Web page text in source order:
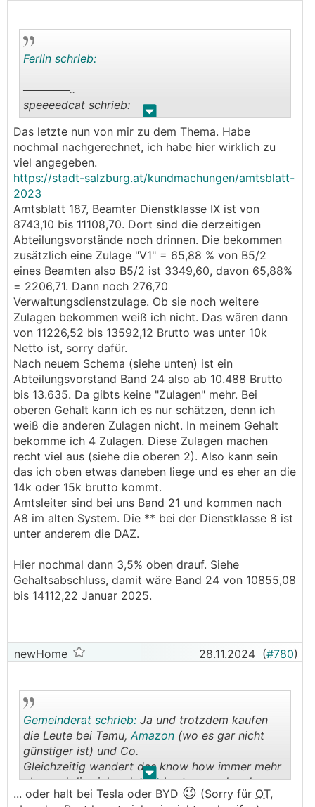
. .
Ferlin schrieb:
──────..
speeeedcat schrieb:
──────..
mkurzmann schrieb: Aber ich finde die Zahlen
von Massy auch etwas unglaubwürdig...
Entweder findet hier eine große Übertreibung
statt oder Massy verwechselt brutto mit netto.
───────────────
Das glaube ich nicht, Er spricht von 2 Personen:
──────..
Massy schrieb: Meine Frau is auch beim gleichen
Verein, ein Gehalt zusammen von über 10k
───────────────
───────────────
"Einer mit Studium in A verdient da noch ne ganz
andere Hausnummer, oder dann der
Dienststellenleiter, der Amtsleiter oder der
Abteilungsvorstand. Also da kommst dann schon
über die 10k Netto."
Dieser Passus von Massy ist mmn massyvst
übertrieben, und da schreibt er von einer Person.
Das letzte nun von mir zu dem Thema. Habe
nochmal nachgerechnet, ich habe hier wirklich zu
viel angegeben.
https://stadt-salzburg.at/kundmachungen/amtsblatt-
2023
Amtsblatt 187, Beamter Dienstklasse IX ist von
8743,10 bis 11108,70. Dort sind die derzeitigen
Abteilungsvorstände noch drinnen. Die bekommen
zusätzlich eine Zulage "V1" = 65,88 % von B5/2
eines Beamten also B5/2 ist 3349,60, davon 65,88%
= 2206,71. Dann noch 276,70
Verwaltungsdienstzulage. Ob sie noch weitere
Zulagen bekommen weiß ich nicht. Das wären dann
von 11226,52 bis 13592,12 Brutto was unter 10k
Netto ist, sorry dafür.
Nach neuem Schema (siehe unten) ist ein
Abteilungsvorstand Band 24 also ab 10.488 Brutto
bis 13.635. Da gibts keine "Zulagen" mehr. Bei
oberen Gehalt kann ich es nur schätzen, denn ich
weiß die anderen Zulagen nicht. In meinem Gehalt
bekomme ich 4 Zulagen. Diese Zulagen machen
recht viel aus (siehe die oberen 2). Also kann sein
das ich oben etwas daneben liege und es eher an die
14k oder 15k brutto kommt.
Amtsleiter sind bei uns Band 21 und kommen nach
A8 im alten System. Die ** bei der Dienstklasse 8 ist
unter anderem die DAZ.
Hier nochmal dann 3,5% oben drauf. Siehe
Gehaltsabschluss, damit wäre Band 24 von 10855,08
bis 14112,22 Januar 2025.
newHome 28.11.2024 (#780)
. .
Gemeinderat schrieb: Ja und trotzdem kaufen
die Leute bei Temu,Amazon (wo es gar nicht
günstiger ist) und Co.
Gleichzeitig wandert das know how immer mehr
ab - und die sinkenden Geburten werden dann
auch in einigen Jahren durchschlagen.
... oder halt bei Tesla oder BYD 😉 (Sorry für OT,